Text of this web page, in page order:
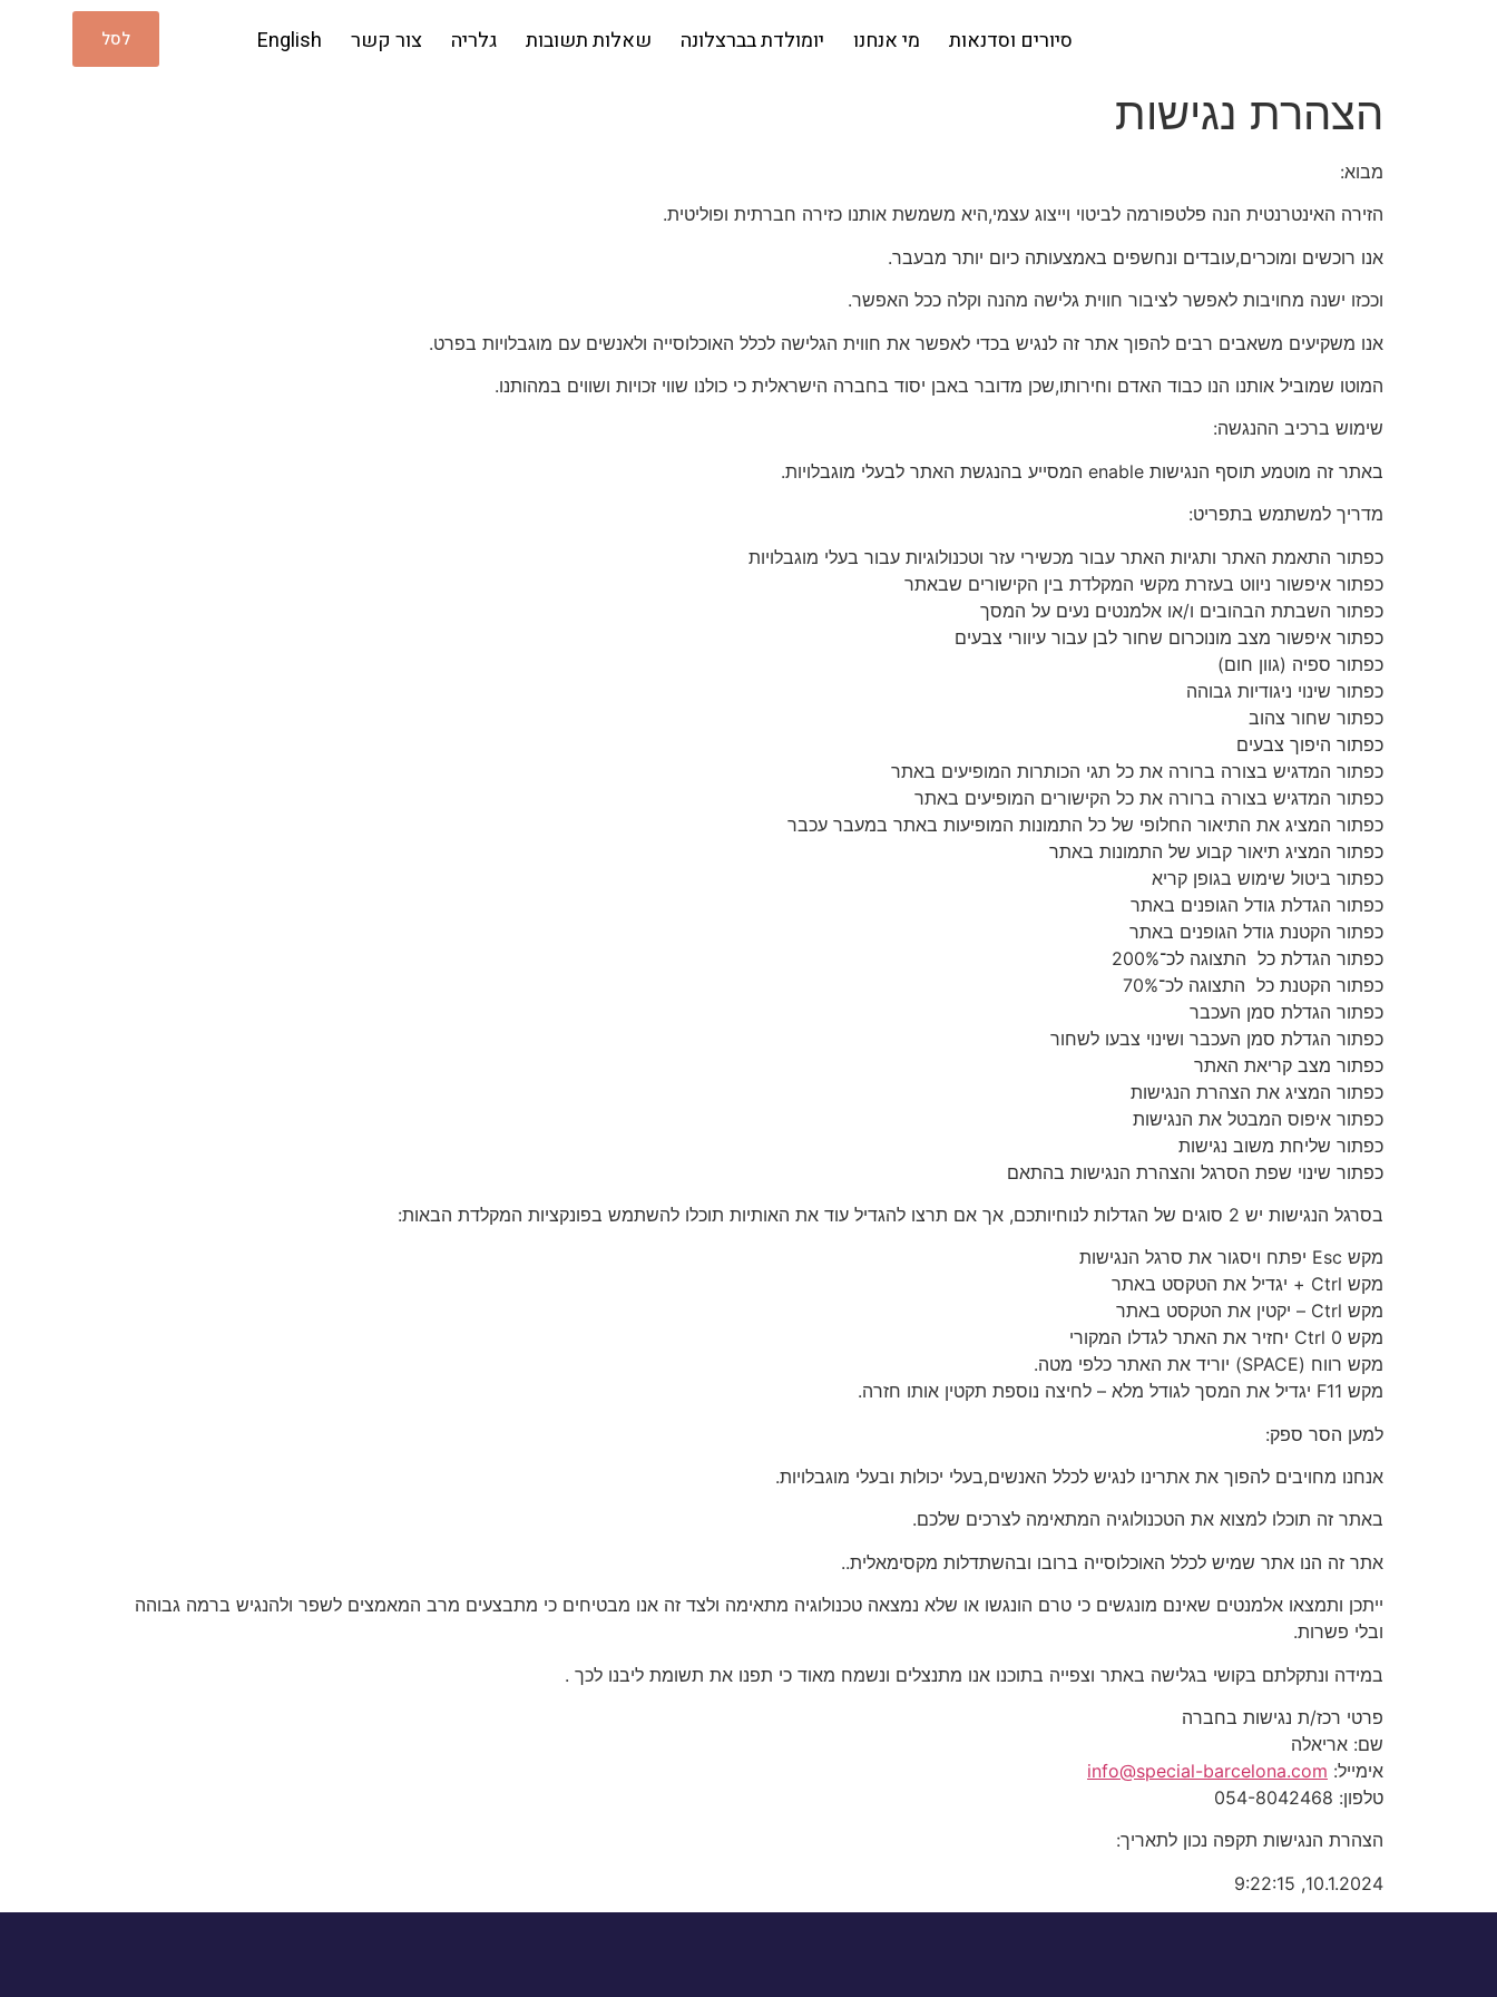
סיורים וסדנאות מי אנחנו יומולדת בברצלונה שאלות תשובות גלריה צור קשר English לסל
הצהרת נגישות
מבוא:
הזירה האינטרנטית הנה פלטפורמה לביטוי וייצוג עצמי,היא משמשת אותנו כזירה חברתית ופוליטית.
אנו רוכשים ומוכרים,עובדים ונחשפים באמצעותה כיום יותר מבעבר.
וככזו ישנה מחויבות לאפשר לציבור חווית גלישה מהנה וקלה ככל האפשר.
אנו משקיעים משאבים רבים להפוך אתר זה לנגיש בכדי לאפשר את חווית הגלישה לכלל האוכלוסייה ולאנשים עם מוגבלויות בפרט.
המוטו שמוביל אותנו הנו כבוד האדם וחירותו,שכן מדובר באבן יסוד בחברה הישראלית כי כולנו שווי זכויות ושווים במהותנו.
שימוש ברכיב ההנגשה:
באתר זה מוטמע תוסף הנגישות enable המסייע בהנגשת האתר לבעלי מוגבלויות.
מדריך למשתמש בתפריט:
כפתור התאמת האתר ותגיות האתר עבור מכשירי עזר וטכנולוגיות עבור בעלי מוגבלויות
כפתור איפשור ניווט בעזרת מקשי המקלדת בין הקישורים שבאתר
כפתור השבתת הבהובים ו/או אלמנטים נעים על המסך
כפתור איפשור מצב מונוכרום שחור לבן עבור עיוורי צבעים
כפתור ספיה (גוון חום)
כפתור שינוי ניגודיות גבוהה
כפתור שחור צהוב
כפתור היפוך צבעים
כפתור המדגיש בצורה ברורה את כל תגי הכותרות המופיעים באתר
כפתור המדגיש בצורה ברורה את כל הקישורים המופיעים באתר
כפתור המציג את התיאור החלופי של כל התמונות המופיעות באתר במעבר עכבר
כפתור המציג תיאור קבוע של התמונות באתר
כפתור ביטול שימוש בגופן קריא
כפתור הגדלת גודל הגופנים באתר
כפתור הקטנת גודל הגופנים באתר
כפתור הגדלת כל התצוגה לכ־200%
כפתור הקטנת כל התצוגה לכ־70%
כפתור הגדלת סמן העכבר
כפתור הגדלת סמן העכבר ושינוי צבעו לשחור
כפתור מצב קריאת האתר
כפתור המציג את הצהרת הנגישות
כפתור איפוס המבטל את הנגישות
כפתור שליחת משוב נגישות
כפתור שינוי שפת הסרגל והצהרת הנגישות בהתאם
בסרגל הנגישות יש 2 סוגים של הגדלות לנוחיותכם, אך אם תרצו להגדיל עוד את האותיות תוכלו להשתמש בפונקציות המקלדת הבאות:
מקש Esc יפתח ויסגור את סרגל הנגישות
מקש Ctrl + יגדיל את הטקסט באתר
מקש Ctrl – יקטין את הטקסט באתר
מקש Ctrl 0 יחזיר את האתר לגדלו המקורי
מקש רווח (SPACE) יוריד את האתר כלפי מטה.
מקש F11 יגדיל את המסך לגודל מלא – לחיצה נוספת תקטין אותו חזרה.
למען הסר ספק:
אנחנו מחויבים להפוך את אתרינו לנגיש לכלל האנשים,בעלי יכולות ובעלי מוגבלויות.
באתר זה תוכלו למצוא את הטכנולוגיה המתאימה לצרכים שלכם.
אתר זה הנו אתר שמיש לכלל האוכלוסייה ברובו ובהשתדלות מקסימאלית..
ייתכן ותמצאו אלמנטים שאינם מונגשים כי טרם הונגשו או שלא נמצאה טכנולוגיה מתאימה ולצד זה אנו מבטיחים כי מתבצעים מרב המאמצים לשפר ולהנגיש ברמה גבוהה
ובלי פשרות.
במידה ונתקלתם בקושי בגלישה באתר וצפייה בתוכנו אנו מתנצלים ונשמח מאוד כי תפנו את תשומת ליבנו לכך .
פרטי רכז/ת נגישות בחברה
שם: אריאלה
אימייל: info@special-barcelona.com
טלפון: 054-8042468
הצהרת הנגישות תקפה נכון לתאריך:
10.1.2024, 9:22:15